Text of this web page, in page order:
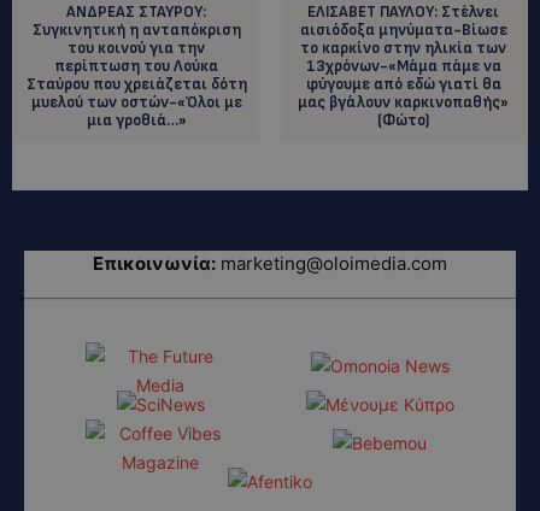
ΑΝΔΡΕΑΣ ΣΤΑΥΡΟΥ:
Συγκινητική η ανταπόκριση
του κοινού για την
περίπτωση του Λούκα
Σταύρου που χρειάζεται δότη
μυελού των οστών-«Όλοι με
μια γροθιά…»
EΛΙΣΑΒΕΤ ΠΑΥΛΟΥ: Στέλνει
αισιόδοξα μηνύματα-Βίωσε
το καρκίνο στην ηλικία των
13χρόνων-«Μάμα πάμε να
φύγουμε από εδώ γιατί θα
μας βγάλουν καρκινοπαθής»
(Φώτο)
Επικοινωνία: marketing@oloimedia.com